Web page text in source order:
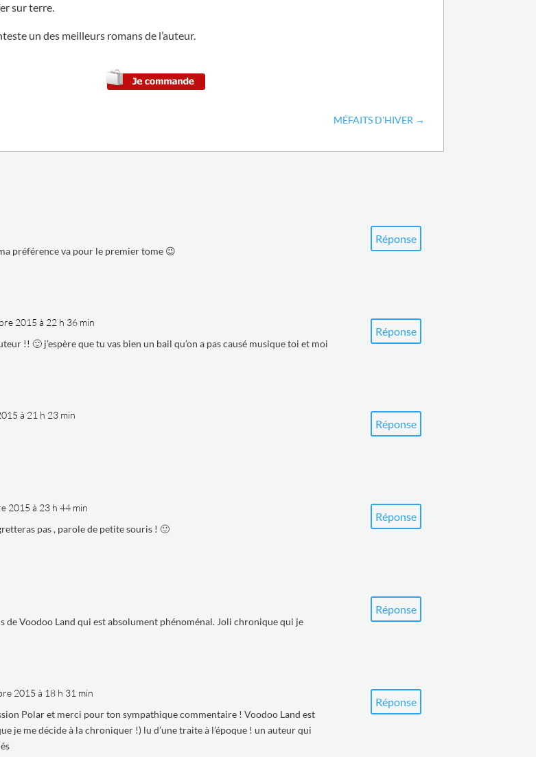
sur terre.
un des meilleurs romans de l’auteur.
MÉFAITS D'HIVER →
préférence va pour le premier tome 😉
Réponse
2015 à 22 h 36 min
!! 🙂 j’espère que tu vas bien un bail qu’on a pas causé musique toi et moi
Réponse
à 21 h 23 min
Réponse
2015 à 23 h 44 min
pas , parole de petite souris ! 🙂
Réponse
de Voodoo Land qui est absolument phénoménal. Joli chronique qui je
Réponse
2015 à 18 h 31 min
Polar et merci pour ton sympathique commentaire ! Voodoo Land est
je me décide à la chroniquer !) lu d’une traite à l’époque ! un auteur qui
Réponse